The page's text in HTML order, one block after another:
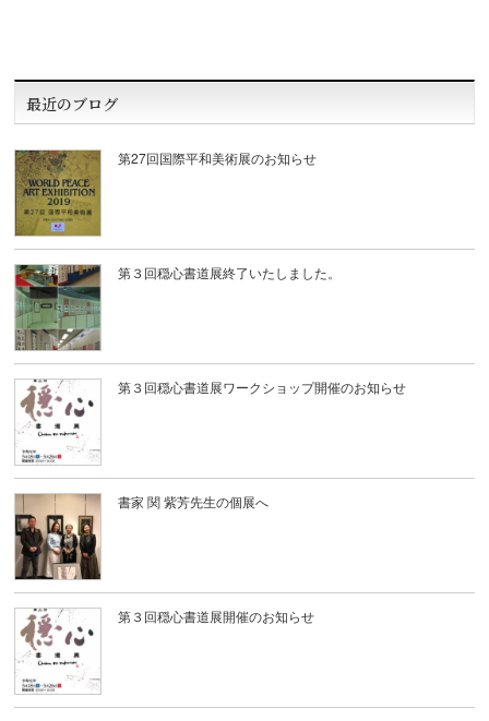
最近のブログ
第27回国際平和美術展のお知らせ
第３回穏心書道展終了いたしました。
第３回穏心書道展ワークショップ開催のお知らせ
書家 関 紫芳先生の個展へ
第３回穏心書道展開催のお知らせ